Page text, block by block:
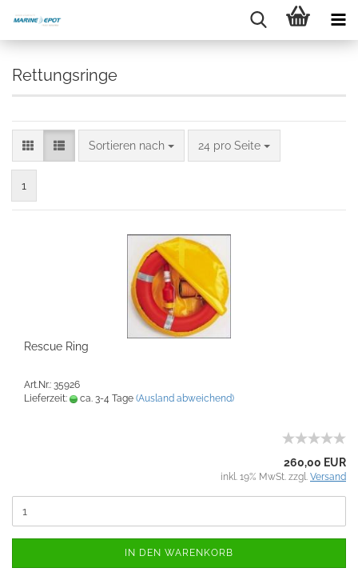
Rettungsringe
Sortieren nach 24 pro Seite
1
Rescue Ring
Art.Nr.: 35926
Lieferzeit:
ca. 3-4 Tage (Ausland abweichend)
260,00 EUR
inkl. 19% MwSt. zzgl. Versand
IN DEN WARENKORB